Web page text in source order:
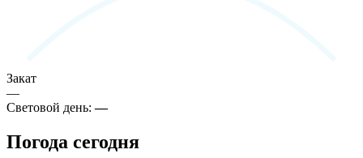
Закат
—
Световой день:—
Погода сегодня